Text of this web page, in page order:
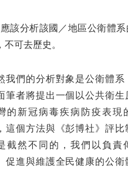
該分析該國／地區公衛體系
不可去歷史。
我們的分析對象是公衛體系
筆者將提出一個以公共衛生
的新冠病毒疾病防疫表現
這個方法與《彭博社》評比
截然不同的，我們以負責
促進與維護全民健康的公衛